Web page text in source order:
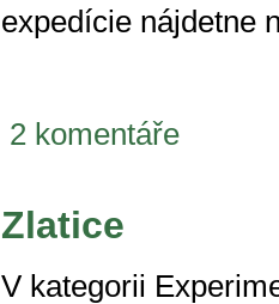
expedície nájdetne
2 komentáře
Zlatice
V kategorii